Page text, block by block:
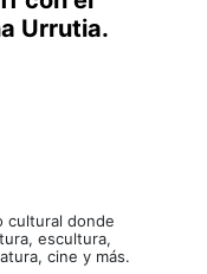
Urrutia.
cultural donde
escultura,
cine y más.